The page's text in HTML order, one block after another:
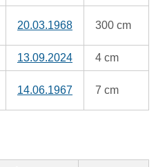
20.03.1968 300 cm
13.09.2024 4 cm
14.06.1967 7 cm